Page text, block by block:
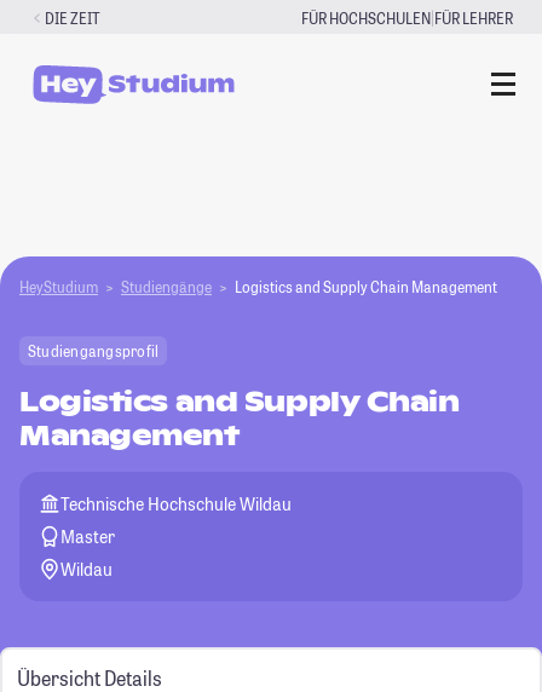
Zum
springen
DIE ZEIT FÜR HOCHSCHULEN|FÜR LEHRER
HeyStudium Studiengänge Logistics and Supply Chain Management
Studiengangsprofil
Logistics and Supply Chain
Management
Technische Hochschule Wildau
Master
Wildau
Übersicht Details